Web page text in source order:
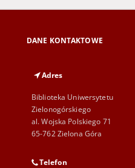
DANE KONTAKTOWE
Adres
Biblioteka Uniwersytetu
Zielonogórskiego
al. Wojska Polskiego 71
65-762 Zielona Góra
Telefon